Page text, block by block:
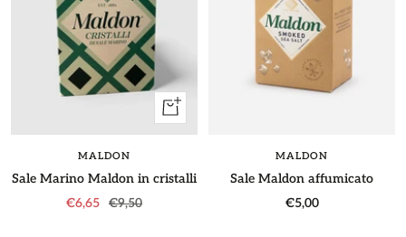
+
Aggiungi
MALDON
Sale Marino Maldon in cristalli
Prezzo
€6,65 Prezzo
€9,50
MALDON
Sale Maldon affumicato
Prezzo
€5,00